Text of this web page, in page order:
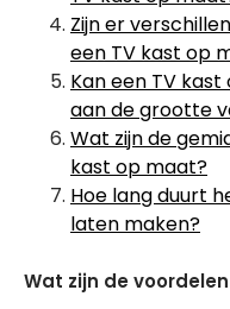
Zijn er
een TV kast op
Kan een TV
aan de grootte
Wat zijn de
kast op maat?
Hoe lang duurt
laten maken?
Wat zijn de